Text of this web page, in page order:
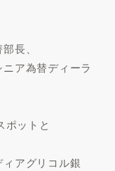
長、
ア為替ディーラ
ポットと
アグリコル銀